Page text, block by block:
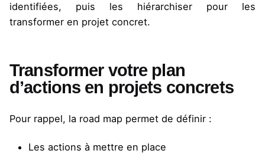
identifiées, puis les hiérarchiser pour les
transformer en projet concret.
Transformer votre plan
d’actions en projets concrets
Pour rappel, la road map permet de définir :
Les actions à mettre en place